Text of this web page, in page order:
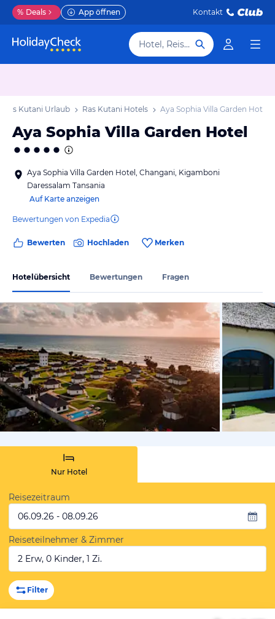
% Deals App öffnen Kontakt
Hotel, Reiseziel
Ras Kutani Urlaub Ras Kutani Hotels Aya Sophia Villa Garden Hotel
Aya Sophia Villa Garden Hotel
Aya Sophia Villa Garden Hotel, Changani, Kigamboni
Daressalam Tansania
Auf Karte anzeigen
Bewertungen von Expedia
Bewerten Hochladen Merken
Hotelübersicht Bewertungen Fragen
von
Nur Hotel
Reisezeitraum
06.09.26 - 08.09.26
Reiseteilnehmer & Zimmer
2 Erw, 0 Kinder, 1 Zi.
Filter